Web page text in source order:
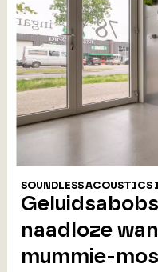
SOUNDLESS
naadloze
mummie-mos